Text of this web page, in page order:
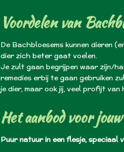
Voordelen van
De Bachbloesems kunnen dieren
dier zich beter gaat voelen.
Je zult gaan begrijpen waar zijn/
remedies erbij te gaan gebruiken
je dier, maar ook jij, veel profijt van
Het aanbod voor
Puur natuur in een flesje, speciaal